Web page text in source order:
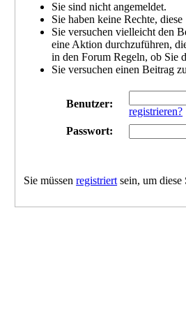
Sie sind nicht angemeldet.
Sie haben keine Rechte,
Sie versuchen vielleicht den
eine Aktion durchzuführen,
in den Forum Regeln, ob Sie
Sie versuchen einen Beitrag
Benutzer:
registrieren?
Passwort:
Sie müssenregistriert sein, um